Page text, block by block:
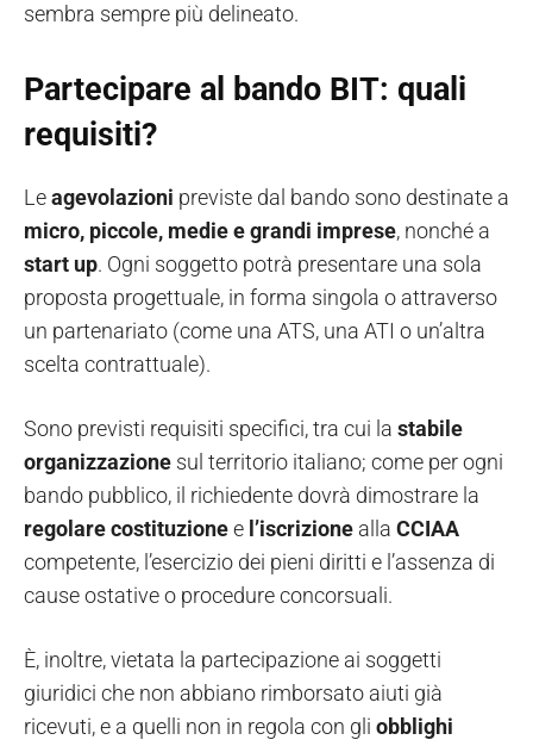
sembra sempre più delineato.
Partecipare al bando BIT: quali
requisiti?
Leagevolazioni previste dal bando sono destinate a
micro, piccole, medie e grandi imprese, nonché a
start up. Ogni soggetto potrà presentare una sola
proposta progettuale, in forma singola o attraverso
un partenariato (come una ATS, una ATI o un’altra
scelta contrattuale).
Sono previsti requisiti specifici, tra cui la stabile
organizzazione sul territorio italiano; come per ogni
bando pubblico, il richiedente dovrà dimostrare la
regolarecostituzionee l’iscrizione alla CCIAA
competente, l’esercizio dei pieni diritti e l’assenza di
cause ostative o procedure concorsuali.
È, inoltre, vietata la partecipazione ai soggetti
giuridici che non abbiano rimborsato aiuti già
ricevuti, e a quelli non in regola con gli obblighi